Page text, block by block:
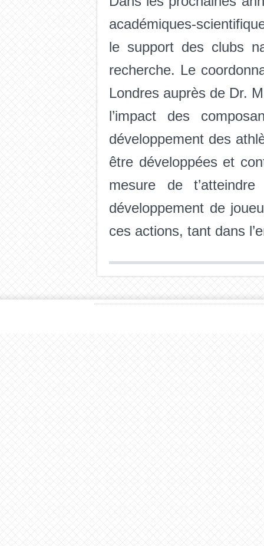
académiques-
le support des clubs
recherche. Le
Londres auprès de Dr.
l’impact des
développement des
être développées et
mesure de
développement de
ces actions, tant dans